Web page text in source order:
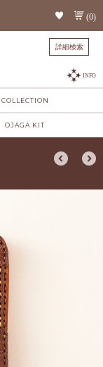
(0)
詳細検索
INFO
COLLECTION
OJAGA KIT